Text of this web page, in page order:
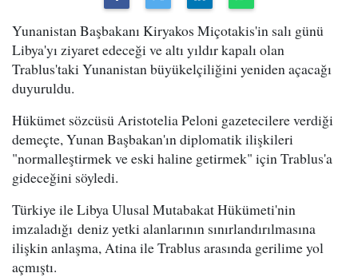
Yunanistan Başbakanı Kiryakos Miçotakis'in salı günü
Libya'yı ziyaret edeceği ve altı yıldır kapalı olan
Trablus'taki Yunanistan büyükelçiliğini yeniden açacağı
duyuruldu.
Hükümet sözcüsü Aristotelia Peloni gazetecilere verdiği
demeçte, Yunan Başbakan'ın diplomatik ilişkileri
"normalleştirmek ve eski haline getirmek" için Trablus'a
gideceğini söyledi.
Türkiye ile Libya Ulusal Mutabakat Hükümeti'nin
imzaladığı deniz yetki alanlarının sınırlandırılmasına
ilişkin anlaşma, Atina ile Trablus arasında gerilime yol
açmıştı.